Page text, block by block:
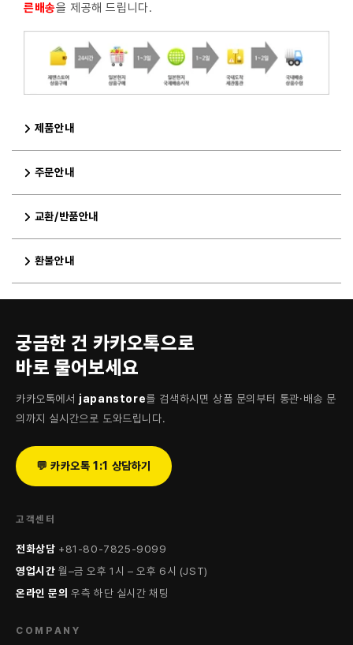
른배송을 제공해 드립니다.
제품안내
주문안내
교환/반품안내
환불안내
궁금한 건 카카오톡으로
바로 물어보세요
카카오톡에서 japanstore를 검색하시면 상품 문의부터 통관·배송 문
의까지 실시간으로 도와드립니다.
💬 카카오톡 1:1 상담하기
고객센터
전화상담 +81-80-7825-9099
영업시간 월–금 오후 1시 – 오후 6시 (JST)
온라인 문의 우측 하단 실시간 채팅
COMPANY